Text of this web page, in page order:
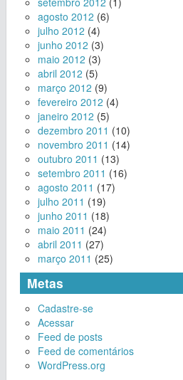
agosto 2012 (6)
julho 2012 (4)
junho 2012 (3)
maio 2012 (3)
abril 2012 (5)
março 2012 (9)
fevereiro 2012 (4)
janeiro 2012 (5)
dezembro 2011 (10)
novembro 2011 (14)
outubro 2011 (13)
setembro 2011 (16)
agosto 2011 (17)
julho 2011 (19)
junho 2011 (18)
maio 2011 (24)
abril 2011 (27)
março 2011 (25)
Metas
Cadastre-se
Acessar
Feed de posts
Feed de comentários
WordPress.org